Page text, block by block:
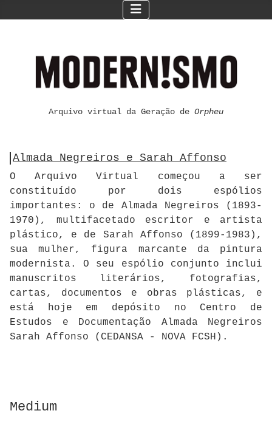
Arquivo virtual da Geração de Orpheu
Almada Negreiros e Sarah Affonso
O Arquivo Virtual começou a ser
constituído por dois espólios
importantes: o de Almada Negreiros (1893-
1970), multifacetado escritor e artista
plástico, e de Sarah Affonso (1899-1983),
sua mulher, figura marcante da pintura
modernista. O seu espólio conjunto inclui
manuscritos literários, fotografias,
cartas, documentos e obras plásticas, e
está hoje em depósito no Centro de
Estudos e Documentação Almada Negreiros
Sarah Affonso (CEDANSA - NOVA FCSH).
Medium